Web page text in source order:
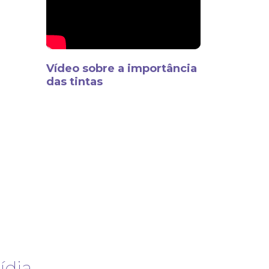
Vídeo sobre a importância
das tintas